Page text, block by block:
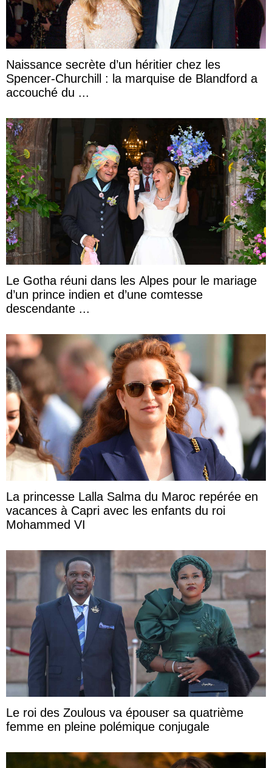
Naissance secrète d’un héritier chez les
Spencer-Churchill : la marquise de Blandford a
accouché du ...
Le Gotha réuni dans les Alpes pour le mariage
d’un prince indien et d’une comtesse
descendante ...
La princesse Lalla Salma du Maroc repérée en
vacances à Capri avec les enfants du roi
Mohammed VI
Le roi des Zoulous va épouser sa quatrième
femme en pleine polémique conjugale